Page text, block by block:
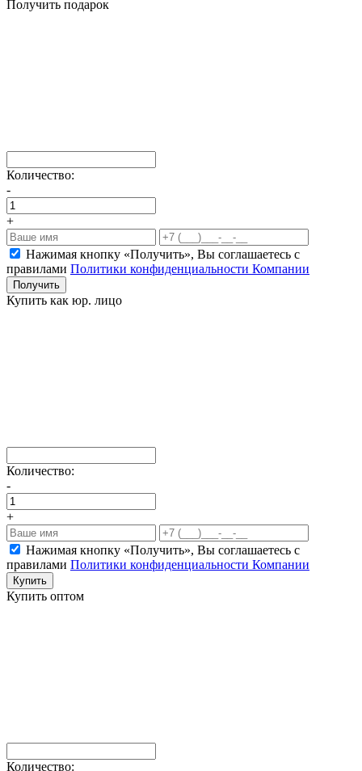
Получить подарок
Количество:
-
+
Нажимая кнопку «Получить», Вы соглашаетесь c
правилами Политики конфиденциальности Компании
Получить
Купить как юр. лицо
Количество:
-
+
Нажимая кнопку «Получить», Вы соглашаетесь c
правилами Политики конфиденциальности Компании
Купить
Купить оптом
Количество: